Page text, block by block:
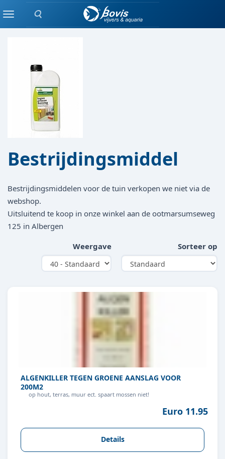
Zoeken
Menu
Bestrijdingsmiddel
Bestrijdingsmiddelen voor de tuin verkopen we niet via de
webshop.
Uitsluitend te koop in onze winkel aan de ootmarsumseweg
125 in Albergen
Weergave
Sorteer op
ALGENKILLER TEGEN GROENE AANSLAG VOOR
200M2
op hout, terras, muur ect. spaart mossen niet!
Euro 11.95
Details